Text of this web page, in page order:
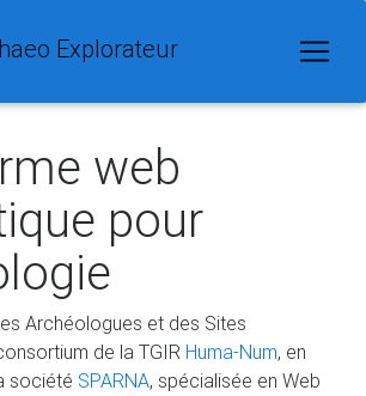
Explorateur
web
pour
Archéologues et des Sites
de la TGIR Huma-Num, en
société SPARNA, spécialisée en Web